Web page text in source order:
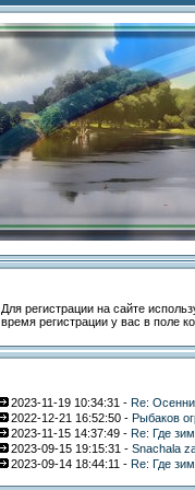
Для регистрации на сайте
время регистрации у вас в поле
2023-11-19 10:34:31 - Re:
2022-12-21 16:52:50 - Рыбаков
2023-11-15 14:37:49 - Re: Где
2023-09-15 19:15:31 - Snachala
2023-09-14 18:44:11 - Re: Где